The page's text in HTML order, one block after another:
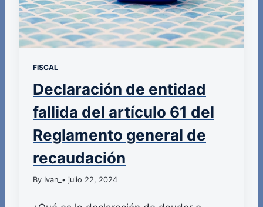
FISCAL
Declaración de entidad
fallida del artículo 61 del
Reglamento general de
recaudación
By Ivan_ • julio 22, 2024